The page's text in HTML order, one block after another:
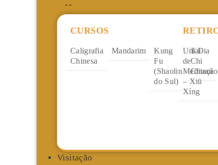
CURSOS
Caligrafia
Chinesa
Mandarim
Kung
Fu
(Shaolin
do Sul)
Tai
Chi
Chuan
Um Dia
de
Meditação
– Xiū
Xíng
Visitação